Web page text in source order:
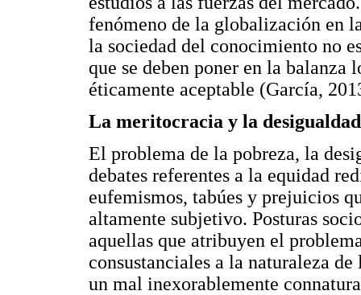
fenómeno de la globalización en
la sociedad del conocimiento no
que se deben poner en la
éticamente aceptable (García,
La meritocracia y la
El problema de la pobreza, la
debates referentes a la equidad
eufemismos, tabúes y prejuicios
altamente subjetivo. Posturas
aquellas que atribuyen el
consustanciales a la naturaleza
un mal inexorablemente